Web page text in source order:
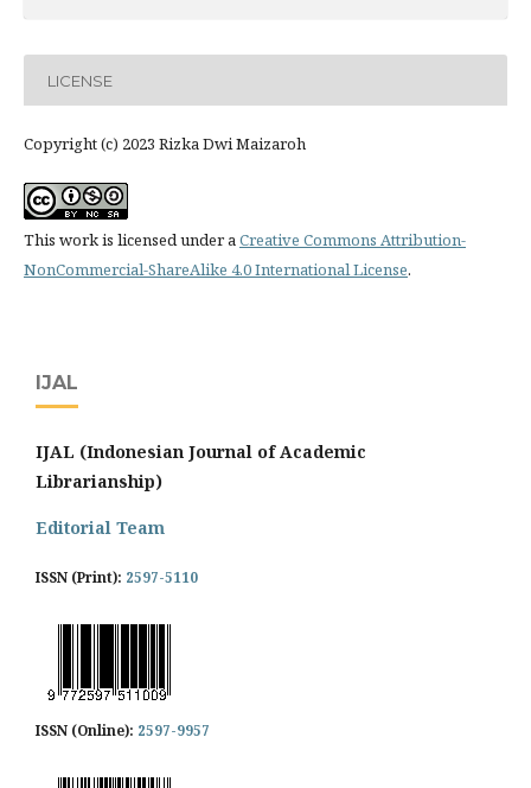
LICENSE
Copyright (c) 2023 Rizka Dwi Maizaroh
This work is licensed under aCreative Commons Attribution-
NonCommercial-ShareAlike 4.0 International License.
IJAL
IJAL (Indonesian Journal of Academic
Librarianship)
Editorial Team
ISSN (Print): 2597-5110
ISSN (Online): 2597-9957